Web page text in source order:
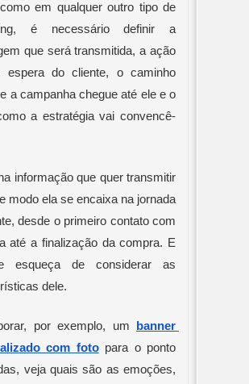
em qualquer outro tipo de
é necessário definir a
que será transmitida, a ação
espera do cliente, o caminho
a campanha chegue até ele e o
a estratégia vai convencê-
informação que quer transmitir
modo ela se encaixa na jornada
desde o primeiro contato com
até a finalização da compra. E
esqueça de considerar as
dele.
por exemplo, um
banner
com foto para o ponto
veja quais são as emoções,